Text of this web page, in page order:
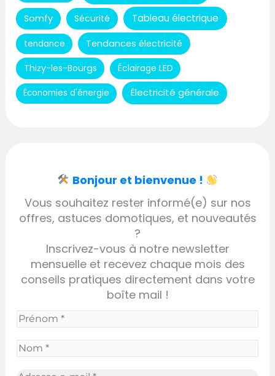
Somfy Sécurité Tableau électrique
tendance Tendances électricité
Thizy-les-Bourgs Éclairage LED
Économies d'énergie Électricité générale
Bonjour et bienvenue !
Vous souhaitez rester informé(e) sur nos
offres, astuces domotiques, et nouveautés
?
Inscrivez-vous à notre newsletter
mensuelle et recevez chaque mois des
conseils pratiques directement dans votre
boîte mail !